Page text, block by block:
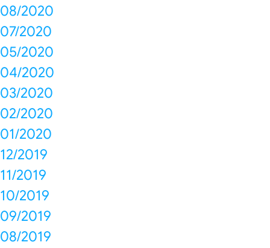
08/2020
07/2020
05/2020
04/2020
03/2020
02/2020
01/2020
12/2019
11/2019
10/2019
09/2019
08/2019